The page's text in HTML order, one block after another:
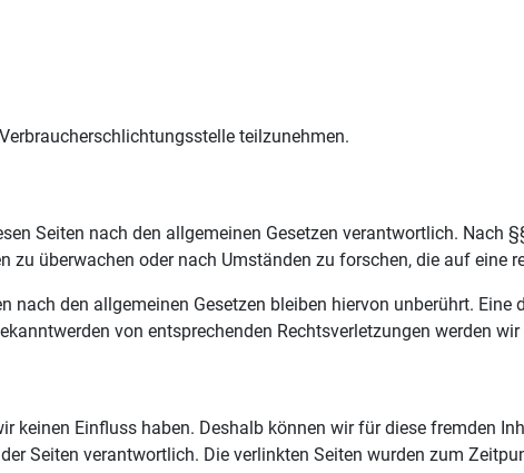
teilzunehmen.
Seiten nach den allgemeinen Gesetzen verantwortlich. Nach
überwachen oder nach Umständen zu forschen, die auf eine
den allgemeinen Gesetzen bleiben hiervon unberührt.
von entsprechenden Rechtsverletzungen werden
keinen Einfluss haben. Deshalb können wir für diese fremden
Seiten verantwortlich. Die verlinkten Seiten wurden zum